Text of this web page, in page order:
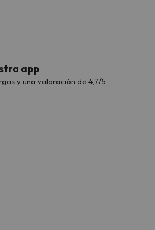
app
y una valoración de 4,7/5.